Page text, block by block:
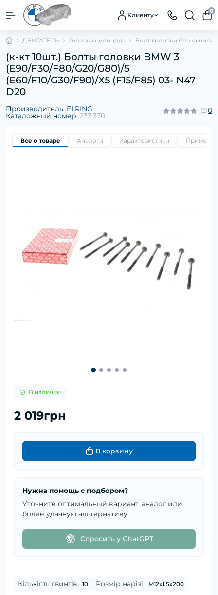
Клиенту
0
ДВИГАТЕЛЬ Головка цилиндра Болт головки блока
(к-кт 10шт.) Болты головки BMW 3
(E90/F30/F80/G20/G80)/5
(E60/F10/G30/F90)/X5 (F15/F85) 03- N47
D20
Производитель: ELRING
Каталожный номер: 233.370
0
Все о товаре Аналоги Характеристики
В наличии
2 019грн
В корзину
Нужна помощь с подбором?
Уточните оптимальный вариант, аналог или
более удачную альтернативу.
Спросить у ChatGPT
Кількість гвинтів: 10 Розмір нарізі: M12x1,5x200